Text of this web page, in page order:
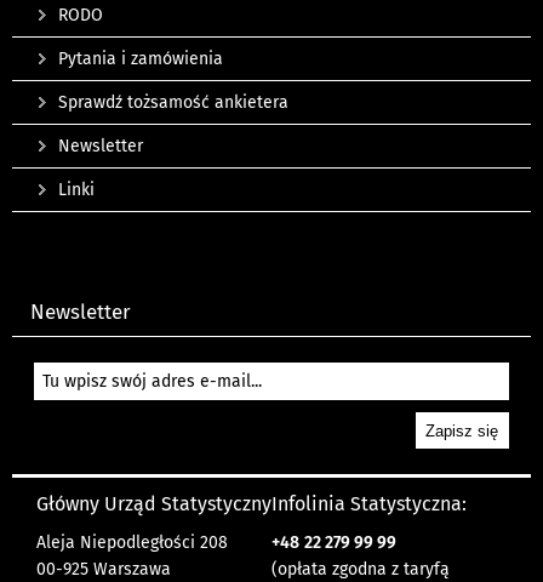
RODO
Pytania i zamówienia
Sprawdź tożsamość ankietera
Newsletter
Linki
Newsletter
Główny Urząd Statystyczny
Aleja Niepodległości 208
00-925 Warszawa
Infolinia Statystyczna:
+48 22 279 99 99
(opłata zgodna z taryfą